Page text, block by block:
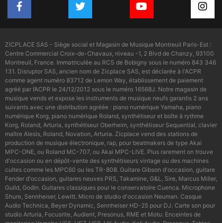
ZICPLACE SAS - Siège social et Magasin de Musique Montreuil Paris-Est :
Centre Commercial Croix-de-Chavaux, niveau -1, 2 Blvd de Chanzy, 93100
Montreuil, France. Immatriculée au RCS de Bobigny sous le numéro 843 346
131. Disruptor SAS, ancien nom de Zicplace SAS, est déclarée à l'ACPR
comme agent numéro 83712 de Lemon Way, établissement de paiement
agréé par l’ACPR le 24/12/2012 sous le numéro 16568J. Notre magasin de
musique vends et expose les instruments de musique neufs garantis 2 ans
suivants avec une distribution agréée : piano numérique Yamaha, piano
numérique Korg, piano numérique Roland, synthétiseur et boîte à rythme
Korg, Roland, Arturia, synthétiseur Oberheim, synthétiseur Sequential, clavier
maître Alesis, Roland, Novation, Arturia. Zicplace vend des stations de
production de musique électronique, rap, pour beatmakers de type Akai
MPC-ONE, ou Roland MC-707, ou Akai MPC-LIVE. Plus rarement on trouve
d'occasion ou en dépôt-vente des synthétiseurs vintage ou des machines
cultes comme les MPC60 ou les TR-808. Guitare Gibson d'occasion, guitare
Fender d'occasion, guitares neuves PRS, Takamine, G&L, Sire, Marcus Miller,
Guild, Godin. Guitares classiques pour le conservatoire Cuenca. Microphone
Shure, Sennheiser, Lewitt. Micro de studio d'occasion Neuman. Casque
Audio Technica, Beyer Dynamic, Sennheiser HD-25 pour DJ. Carte son pour
studio Arturia, Focusrite, Audient, Presonus, RME et Motu. Enceintes de